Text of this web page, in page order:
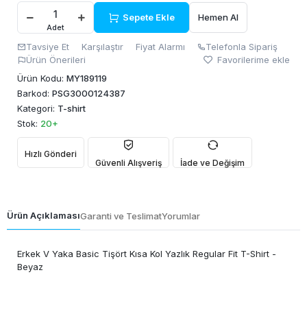
Adet
Sepete Ekle Hemen Al
Tavsiye Et Karşılaştır Fiyat Alarmı
Telefonla Sipariş
Ürün Önerileri
Favorilerime ekle
Ürün Kodu: MY189119
Barkod: PSG3000124387
Kategori: T-shirt
Stok: 20+
Hızlı Gönderi
Güvenli Alışveriş
İade ve Değişim
Ürün AçıklamasıGaranti ve TeslimatYorumlar
Erkek V Yaka Basic Tişört Kısa Kol Yazlık Regular Fit T-Shirt -
Beyaz